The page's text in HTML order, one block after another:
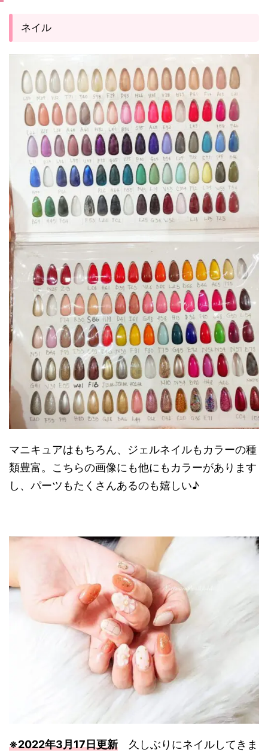
ネイル
マニキュアはもちろん、ジェルネイルもカラーの種
類豊富。こちらの画像にも他にもカラーがあります
し、パーツもたくさんあるのも嬉しい♪
※2022年3月17日更新 久しぶりにネイルしてきま